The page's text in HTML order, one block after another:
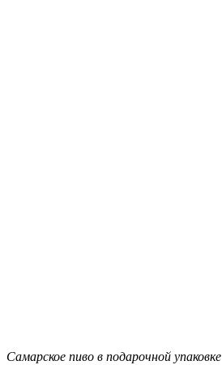
Самарское пиво в подарочной упаковке